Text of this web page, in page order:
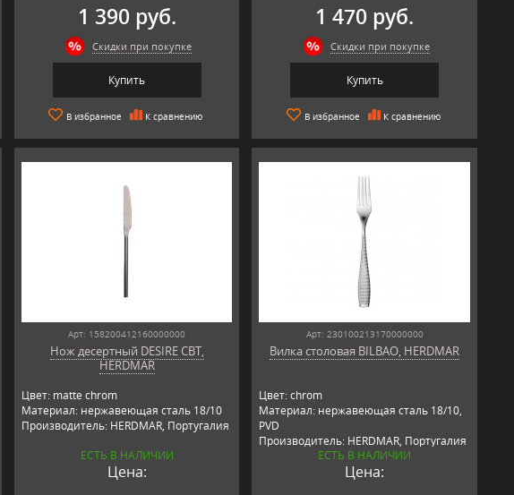
1 390 руб.
Скидки при покупке
Купить
В избранное К сравнению
1 470 руб.
Скидки при покупке
Купить
В избранное К сравнению
Арт: 158200412160000000
Нож десертный DESIRE CBT,
HERDMAR
Цвет: matte chrom
Материал: нержавеющая сталь 18/10
Производитель: HERDMAR, Португалия
ЕСТЬ В НАЛИЧИИ
Цена:
Арт: 230100213170000000
Вилка столовая BILBAO, HERDMAR
Цвет: chrom
Материал: нержавеющая сталь 18/10,
PVD
Производитель: HERDMAR, Португалия
ЕСТЬ В НАЛИЧИИ
Цена: